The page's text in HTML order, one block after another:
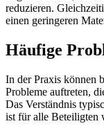
reduzieren.
einen geringeren
Häufige
In der Praxis können
Probleme auftreten,
Das Verständnis
ist für alle Beteiligten